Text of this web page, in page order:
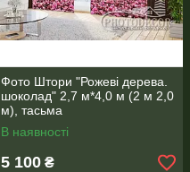
Фото Штори "Рожеві дерева.
шоколад" 2,7 м*4,0 м (2 м 2,0
м), тасьма
В наявності
5 100 ₴